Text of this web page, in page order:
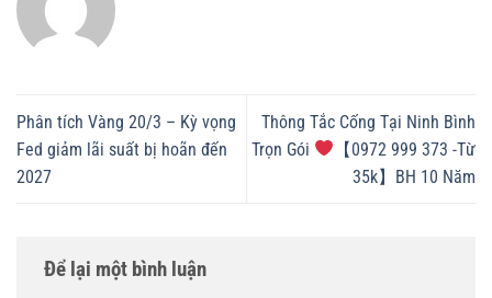
Phân tích Vàng 20/3 – Kỳ vọng
Fed giảm lãi suất bị hoãn đến
2027
Thông Tắc Cống Tại Ninh Bình
Trọn Gói
【0972 999 373 -Từ
35k】BH 10 Năm
Để lại một bình luận